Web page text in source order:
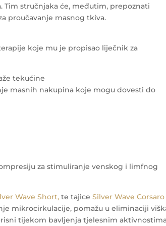
Tim stručnjaka će, međutim, prepoznati
proučavanje masnog tkiva.
koje mu je propisao liječnik za
tekućine
masnih nakupina koje mogu dovesti do
za stimuliranje venskog i limfnog
Wave Short, te tajiceSilver Wave Corsaro
mikrocirkulacije, pomažu u eliminaciji
tijekom bavljenja tjelesnim